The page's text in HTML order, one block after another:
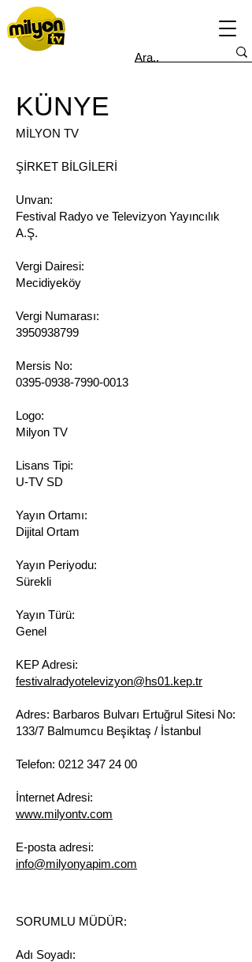
KÜNYE
MİLYON TV
ŞİRKET BİLGİLERİ
Unvan:
Festival Radyo ve Televizyon Yayıncılık
A.Ş.
Vergi Dairesi:
Mecidiyeköy
Vergi Numarası:
3950938799
Mersis No:
0395-0938-7990-0013
Logo:
Milyon TV
Lisans Tipi:
U-TV SD
Yayın Ortamı:
Dijital Ortam
Yayın Periyodu:
Sürekli
Yayın Türü:
Genel
KEP Adresi:
festivalradyotelevizyon@hs01.kep.tr
Adres: Barbaros Bulvarı Ertuğrul Sitesi No:
133/7 Balmumcu Beşiktaş / İstanbul
Telefon: 0212 347 24 00
İnternet Adresi:
www.milyontv.com
E-posta adresi:
info@milyonyapim.com
SORUMLU MÜDÜR:
Adı Soyadı: